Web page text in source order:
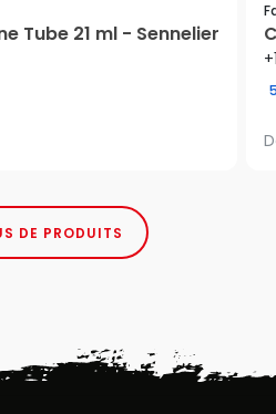
Tube 21 ml - Sennelier
DE PRODUITS